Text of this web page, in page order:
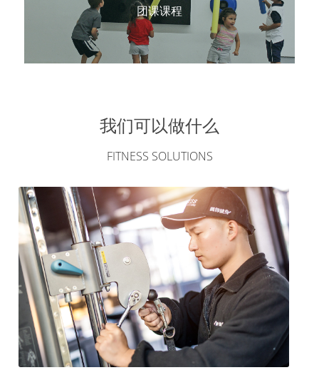
团课课程
我们可以做什么
FITNESS SOLUTIONS